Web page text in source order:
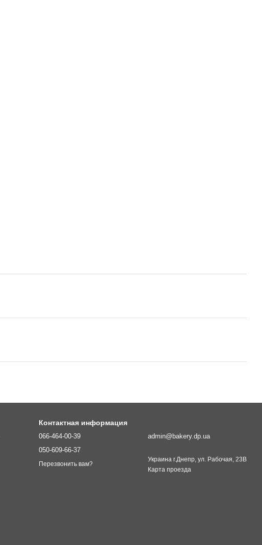
Контактная информация
066-464-00-39
050-609-66-37
Перезвонить вам?
admin@bakery.dp.ua
Украина г.Днепр, ул. Рабочая, 23В
Карта проезда